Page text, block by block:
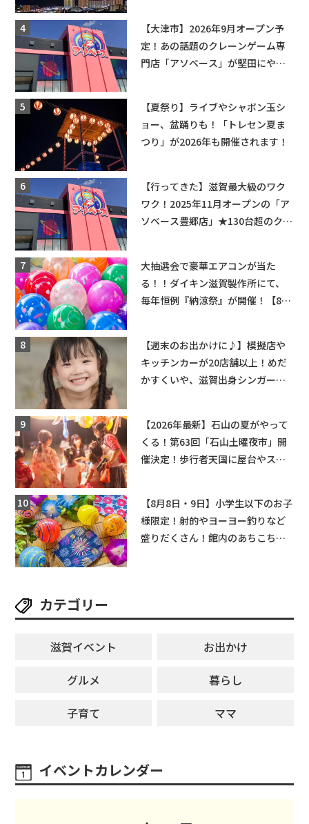
【大津市】2026年9月オープン予
定！あの話題のクレーンゲーム専
門店「アソベース」が堅田にやっ
【夏祭り】ライブやシャボン玉シ
ョー、盆踊りも！「トレセン夏ま
つり」が2026年も開催されます！
【行ってきた】滋賀最大級のワク
ワク！2025年11月オープンの「ア
ソベース豊郷店」★130台超のクレ
大抽選会で豪華エアコンが当た
る！！ダイキン滋賀製作所にて、
毎年恒例『納涼祭』が開催！【8月
【週末のお出かけに♪】模擬店や
キッチンカーが20店舗以上！めだ
かすくいや、滋賀出身シンガーソ
【2026年最新】石山の夏がやって
くる！第63回「石山土曜夜市」開
催決定！歩行者天国に屋台やステ
【8月8日・9日】小学生以下のお子
様限定！射的やヨーヨー釣りなど
盛りだくさん！館内のあちこちに
カテゴリー
滋賀イベント
お出かけ
グルメ
暮らし
子育て
ママ
イベントカレンダー